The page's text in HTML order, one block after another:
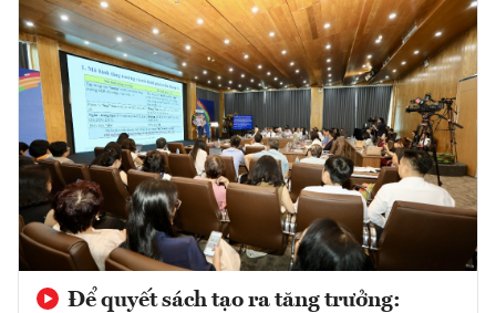
Để quyết sách tạo ra tăng trưởng: